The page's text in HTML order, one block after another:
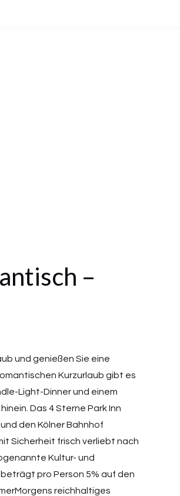
–
und genießen Sie eine
Kurzurlaub gibt es
Light-Dinner und einem
Das 4 Sterne Park Inn
den Kölner Bahnhof
Sicherheit frisch verliebt nach
Kultur- und
pro Person 5% auf den
reichhaltiges